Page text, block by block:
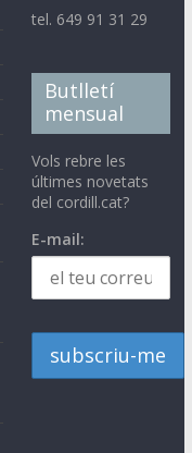
tel. 649 91 31 29
Butlletí
mensual
Vols rebre les
últimes novetats
del cordill.cat?
E-mail: